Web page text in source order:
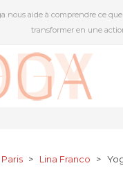
nous aide à comprendre ce
transformer en une
> Lina Franco >